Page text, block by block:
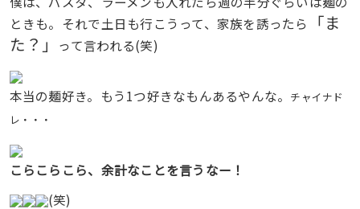
ときも。それで土日も行こうって、家族を誘ったら
「ま
た？」
って言われる(笑)
本当の麺好き。もう1つ好きなもんあるやんな。 チャイナド
レ・・・
こらこらこら、余計なことを言うなー！
(笑)